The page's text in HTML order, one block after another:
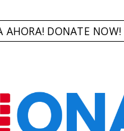
Skip
AHORA! DONATE NOW!